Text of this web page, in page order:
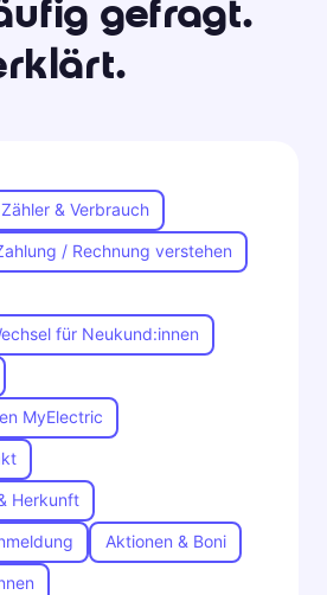
gefragt.
Zähler & Verbrauch
/ Rechnung verstehen
für Neukund:innen
MyElectric
Herkunft
Aktionen & Boni